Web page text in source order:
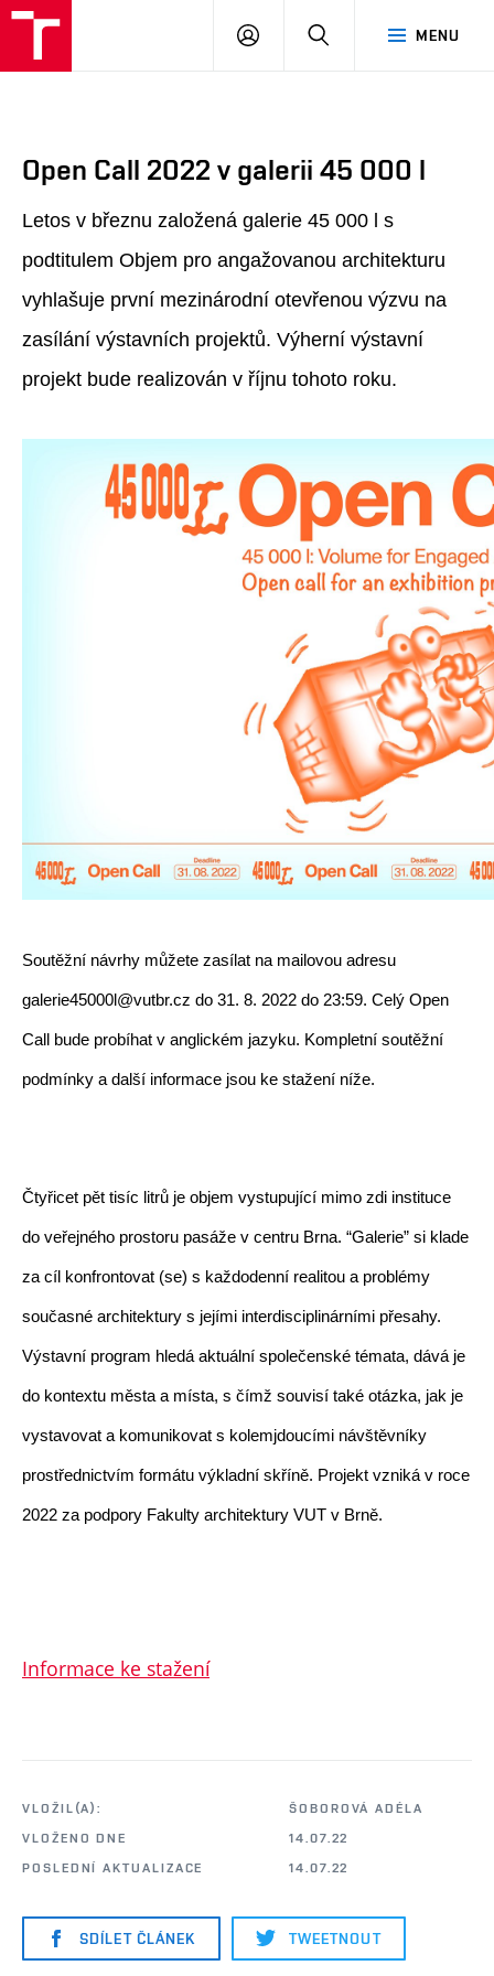
MENU
PŘIHLÁSIT
Open Call 2022 v galerii 45 000 l
Letos v březnu založená galerie 45 000 l s
podtitulem Objem pro angažovanou architekturu
vyhlašuje první mezinárodní otevřenou výzvu na
zasílání výstavních projektů. Výherní výstavní
projekt bude realizován v říjnu tohoto roku.
Soutěžní návrhy můžete zasílat na mailovou adresu
galerie45000l@vutbr.cz do 31. 8. 2022 do 23:59. Celý Open
Call bude probíhat v anglickém jazyku. Kompletní soutěžní
podmínky a další informace jsou ke stažení níže.
Čtyřicet pět tisíc litrů je objem vystupující mimo zdi instituce
do veřejného prostoru pasáže v centru Brna. “Galerie” si klade
za cíl konfrontovat (se) s každodenní realitou a problémy
současné architektury s jejími interdisciplinárními přesahy.
Výstavní program hledá aktuální společenské témata, dává je
do kontextu města a místa, s čímž souvisí také otázka, jak je
vystavovat a komunikovat s kolemjdoucími návštěvníky
prostřednictvím formátu výkladní skříně. Projekt vzniká v roce
2022 za podpory Fakulty architektury VUT v Brně.
Informace ke stažení
VLOŽIL(A):
ŠOBOROVÁ ADÉLA
VLOŽENO DNE
14.07.22
POSLEDNÍ AKTUALIZACE
14.07.22
SDÍLET ČLÁNEK TWEETNOUT